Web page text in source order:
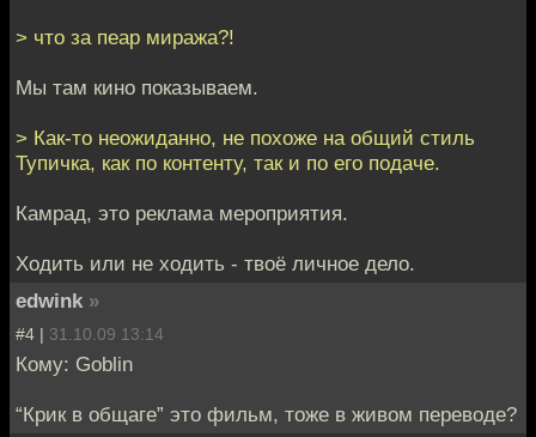
> что за пеар миража?!
Мы там кино показываем.
> Как-то неожиданно, не похоже на общий стиль
Тупичка, как по контенту, так и по его подаче.
Камрад, это реклама мероприятия.
Ходить или не ходить - твоё личное дело.
edwink »
#4 | 31.10.09 13:14
Кому: Goblin
“Крик в общаге” это фильм, тоже в живом переводе?